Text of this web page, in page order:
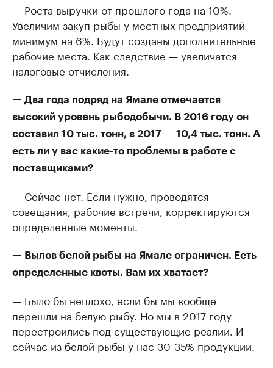
— Роста выручки от прошлого года на 10%.
Увеличим закуп рыбы у местных предприятий
минимум на 6%. Будут созданы дополнительные
рабочие места. Как следствие — увеличатся
налоговые отчисления.
— Два года подряд на Ямале отмечается
высокий уровень рыбодобычи. В 2016 году он
составил 10 тыс. тонн, в 2017 — 10,4 тыс. тонн. А
есть ли у вас какие-то проблемы в работе с
поставщиками?
— Сейчас нет. Если нужно, проводятся
совещания, рабочие встречи, корректируются
определенные моменты.
— Вылов белой рыбы на Ямале ограничен. Есть
определенные квоты. Вам их хватает?
— Было бы неплохо, если бы мы вообще
перешли на белую рыбу. Но мы в 2017 году
перестроились под существующие реалии. И
сейчас из белой рыбы у нас 30-35% продукции.